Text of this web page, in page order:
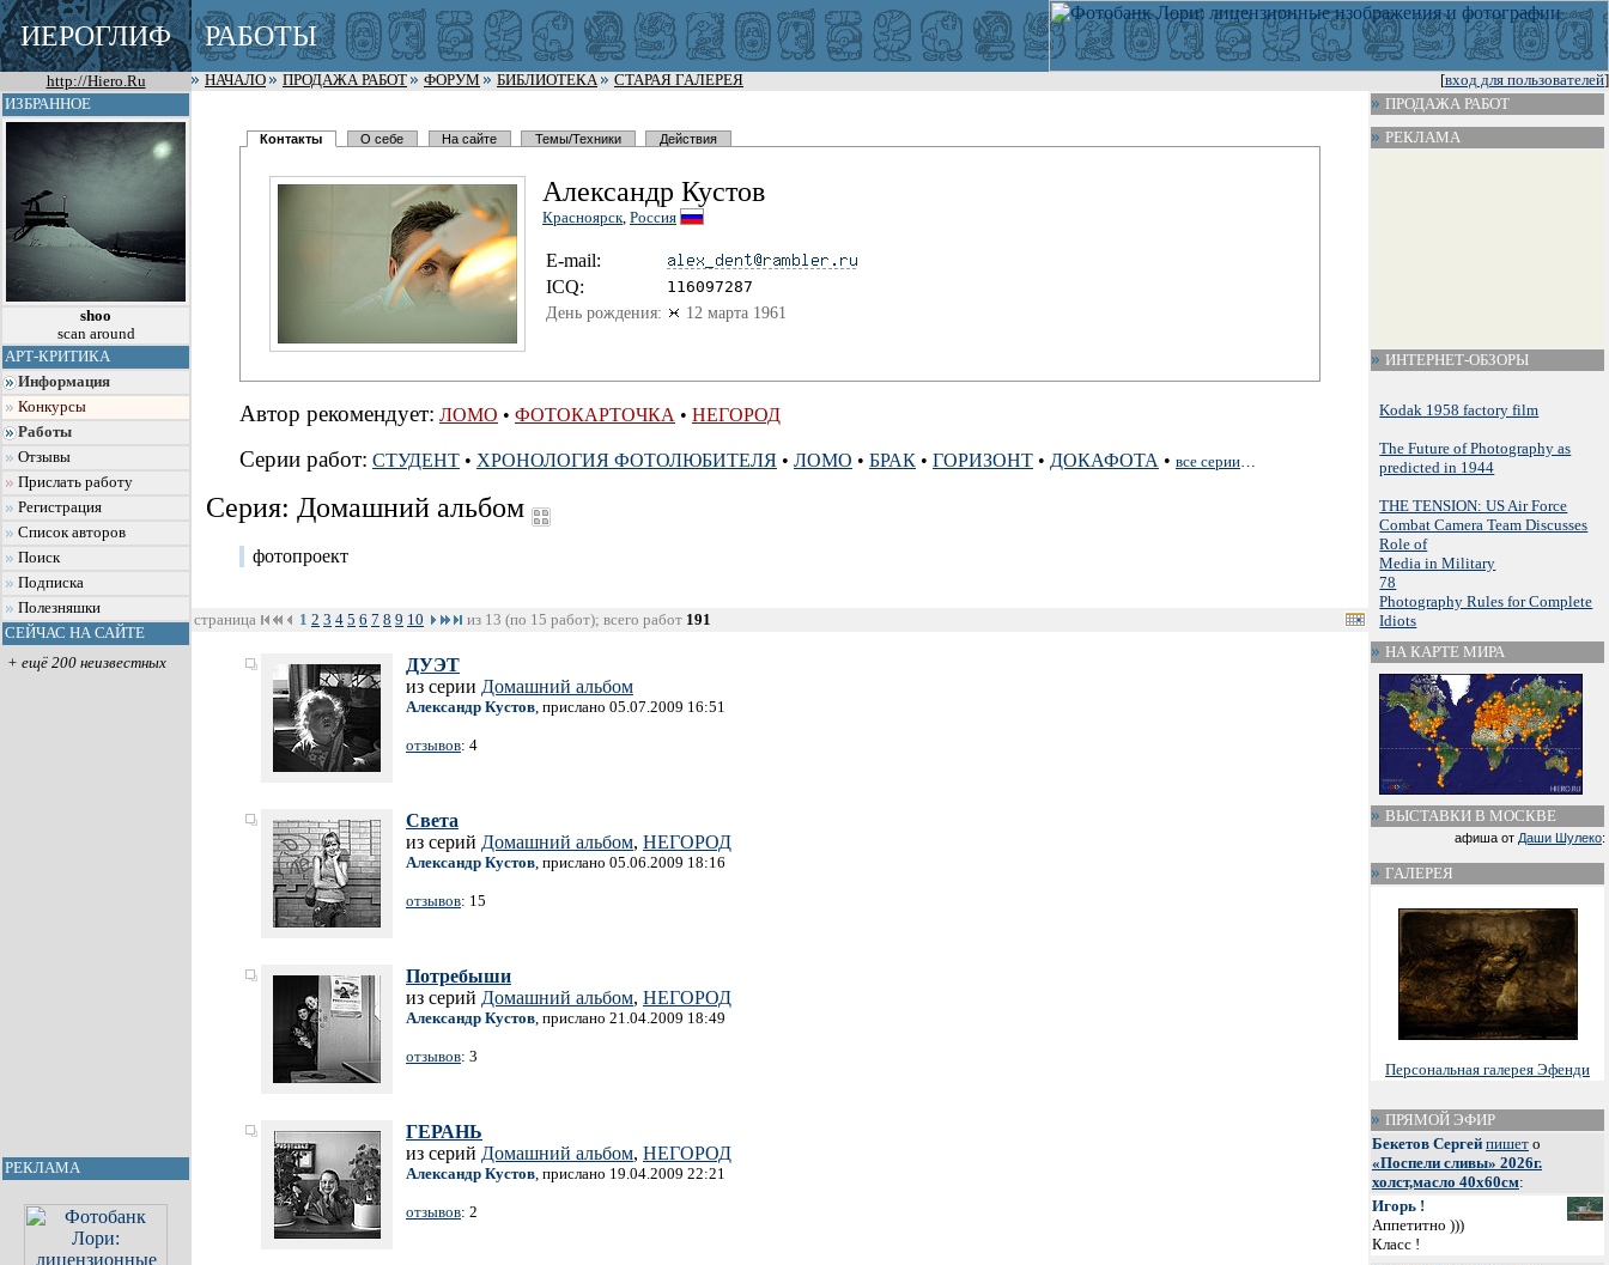
ИЕРОГЛИФ РАБОТЫ
http://Hiero.Ru [вход для пользователей]
НАЧАЛО ПРОДАЖА РАБОТ ФОРУМ БИБЛИОТЕКА
СТАРАЯ ГАЛЕРЕЯ
ИЗБРАННОЕ
shoo
scan around
АРТ-КРИТИКА
Информация
Конкурсы
Работы
Отзывы
Прислать работу
Регистрация
Список авторов
Поиск
Подписка
Полезняшки
СЕЙЧАС НА САЙТЕ
+ ещё 200 неизвестных
РЕКЛАМА
Контакты О себе На сайте Темы/Техники Действия
Александр Кустов
Красноярск, Россия
E-mail:
ICQ: 116097287
День рождения: 12 марта 1961
Автор рекомендует: ЛОМО • ФОТОКАРТОЧКА • НЕГОРОД
Серии работ: СТУДЕНТ • ХРОНОЛОГИЯ ФОТОЛЮБИТЕЛЯ • ЛОМО • БРАК • ГОРИЗОНТ • ДОКАФОТА • все серии…
Серия: Домашний альбом
фотопроект
страница 1 2 3 4 5 6 7 8 9 10 из 13 (по 15 работ); всего работ 191
ДУЭТ
из серии Домашний альбом
Александр Кустов, прислано 05.07.2009 16:51
отзывов: 4
Света
из серий Домашний альбом, НЕГОРОД
Александр Кустов, прислано 05.06.2009 18:16
отзывов: 15
Потребыши
из серий Домашний альбом, НЕГОРОД
Александр Кустов, прислано 21.04.2009 18:49
отзывов: 3
ГЕРАНЬ
из серий Домашний альбом, НЕГОРОД
Александр Кустов, прислано 19.04.2009 22:21
отзывов: 2
ПРОДАЖА РАБОТ
РЕКЛАМА
ИНТЕРНЕТ-ОБЗОРЫ
Kodak 1958 factory film
The Future of Photography as
predicted in 1944
THE TENSION: US Air Force
Combat Camera Team Discusses
Role of
Media in Military
78
Photography Rules for Complete
Idiots
НА КАРТЕ МИРА
ВЫСТАВКИ В МОСКВЕ
афиша от Даши Шулеко:
ГАЛЕРЕЯ
Персональная галерея Эфенди
ПРЯМОЙ ЭФИР
Бекетов Сергей пишет о
«Поспели сливы» 2026г.
холст,масло 40х60см:
Игорь !
Аппетитно )))
Класс !